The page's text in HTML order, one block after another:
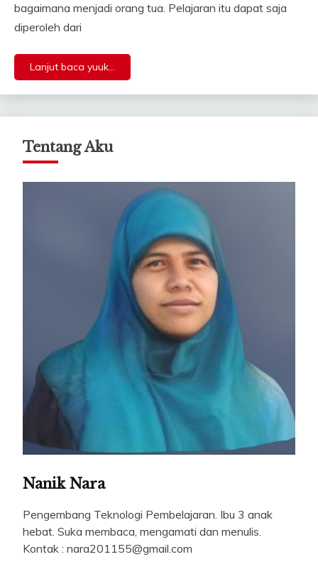
bagaimana menjadi orang tua. Pelajaran itu dapat saja
diperoleh dari
Lanjut baca yuuk...
Tentang Aku
Nanik Nara
Pengembang Teknologi Pembelajaran. Ibu 3 anak
hebat. Suka membaca, mengamati dan menulis.
Kontak : nara201155@gmail.com